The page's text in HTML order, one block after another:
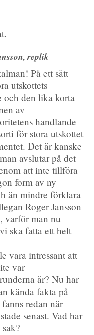
replik
På ett sätt
utskottets
och den lika korta
av
handlande
för stora utskottet
Det är kanske
avslutar på det
att inte tillföra
form av ny
än mindre förklara
Roger Jansson
varför man nu
ska fatta ett helt
vara intressant att
var
är? Nu har
kända fakta på
redan när
senast. Vad har